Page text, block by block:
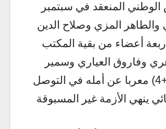
المنعقد في سبتمبر
والطاهر المزي وصلاح الدين
أعضاء من بقية المكتب
وفاروق العياري وسمير
الشفي ومحمد الشابي (4+4) معربا عن أمله في التوصل
ينهي الأزمة غير المسبوقة